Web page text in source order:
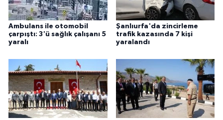
Ambulans ile otomobil
çarpıştı: 3'ü sağlık çalışanı 5
yaralı
Şanlıurfa'da zincirleme
trafik kazasında 7 kişi
yaralandı